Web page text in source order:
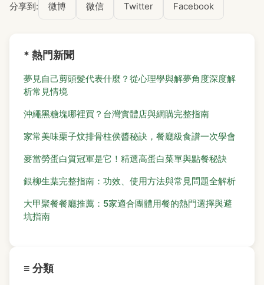
分享到: 微博 微信 Twitter Facebook
* 熱門新聞
夢見自己剪頭髮代表什麼？從心理學與解夢角度深度解
析常見情境
沖繩黑糖塊哪裡買？台灣實體店與網購完整指南
家常美味栗子炆排骨柱侯醬秘訣，餐廳級食譜一次學會
麥當勞蛋白質冠軍是它！精選高蛋白菜單與點餐秘訣
銀柳生葉完整指南：功效、使用方法與常見問題全解析
大甲聚餐餐廳推薦：5家適合團體用餐的熱門選擇與避
坑指南
≡ 分類